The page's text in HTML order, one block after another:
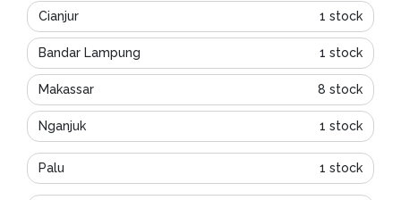
Cianjur 1 stock
Bandar Lampung 1 stock
Makassar 8 stock
Nganjuk 1 stock
Palu 1 stock